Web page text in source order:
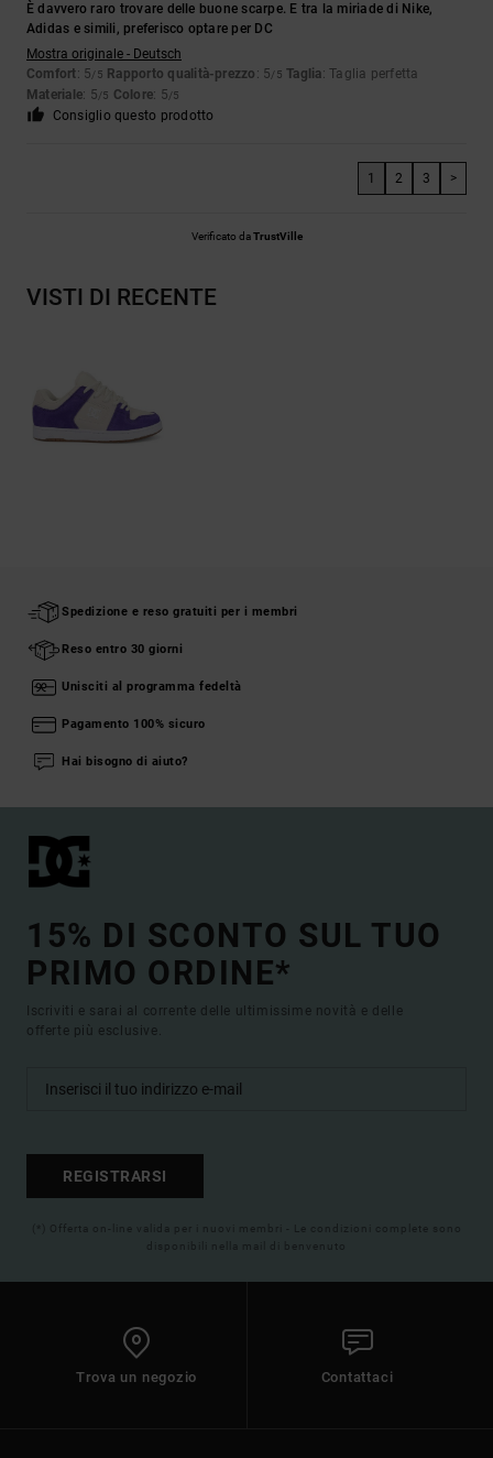
È davvero raro trovare delle buone scarpe. E tra la miriade di Nike,
Adidas e simili, preferisco optare per DC
Mostra originale - Deutsch
Comfort: 5/5 Rapporto qualità-prezzo : 5/5 Taglia: Taglia perfetta
Materiale: 5/5 Colore: 5/5
Consiglio questo prodotto
1 2 3 >
Verificato daTrustVille
VISTI DI RECENTE
Spedizione e reso gratuiti per i membri
Reso entro 30 giorni
Unisciti al programma fedeltà
Pagamento 100% sicuro
Hai bisogno di aiuto?
15% DI SCONTO SUL TUO
PRIMO ORDINE*
Iscriviti e sarai al corrente delle ultimissime novità e delle
offerte più esclusive.
REGISTRARSI
(*) Offerta on-line valida per i nuovi membri - Le condizioni complete sono
disponibili nella mail di benvenuto
Trova un negozio Contattaci